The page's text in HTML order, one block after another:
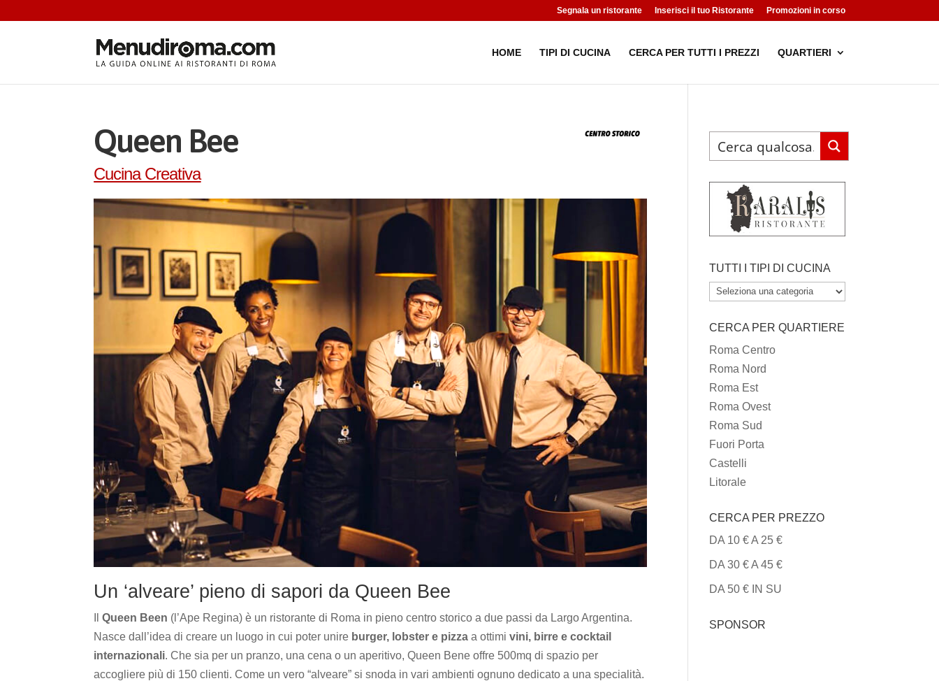
Segnala un ristorante Inserisci il tuo Ristorante Promozioni in corso
HOME TIPI DI CUCINA CERCA PER TUTTI I PREZZI QUARTIERI
Queen Bee
Cucina Creativa
Un ‘alveare’ pieno di sapori da Queen Bee
IlQueen Been (l’Ape Regina) è un ristorante di Roma in pieno centro storico a due passi da Largo Argentina.
Nasce dall’idea di creare un luogo in cui poter unire burger, lobster e pizza a ottimivini, birre e cocktail
internazionali. Che sia per un pranzo, una cena o un aperitivo, Queen Bene offre 500mq di spazio per
accogliere più di 150 clienti. Come un vero “alveare” si snoda in vari ambienti ognuno dedicato a una specialità.
TUTTI I TIPI DI CUCINA
TUTTI
TIPI
DI
CUCINA
CERCA PER QUARTIERE
Roma Centro
Roma Nord
Roma Est
Roma Ovest
Roma Sud
Fuori Porta
Castelli
Litorale
CERCA PER PREZZO
DA 10 € A 25 €
DA 30 € A 45 €
DA 50 € IN SU
SPONSOR